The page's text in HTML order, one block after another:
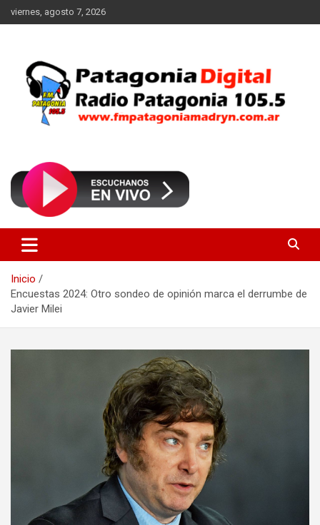
Saltar
al
viernes, agosto 7, 2026
FM Patagonia Madryn
Inicio
Encuestas 2024: Otro sondeo de opinión marca el derrumbe de
Javier Milei